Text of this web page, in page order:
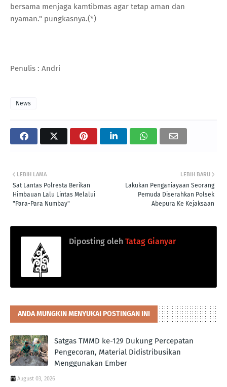
bersama menjaga kamtibmas agar tetap aman dan
nyaman." pungkasnya.(*)
Penulis : Andri
News
LEBIH BARU
Lakukan Penganiayaan Seorang
Pemuda Diserahkan Polsek
Abepura Ke Kejaksaan
LEBIH LAMA
Sat Lantas Polresta Berikan
Himbauan Lalu Lintas Melalui
"Para-Para Numbay"
Diposting oleh Tatag Gianyar
ANDA MUNGKIN MENYUKAI POSTINGAN INI
Satgas TMMD ke-129 Dukung Percepatan
Pengecoran, Material Didistribusikan
Menggunakan Ember
August 03, 2026